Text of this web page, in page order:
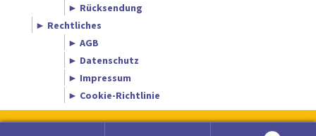
► Rücksendung
► Rechtliches
► AGB
► Datenschutz
► Impressum
► Cookie-Richtlinie